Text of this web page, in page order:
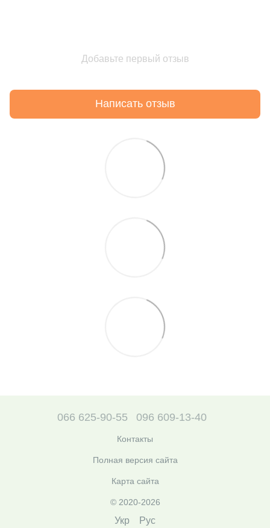
Добавьте первый отзыв
Написать отзыв
066 625-90-55 096 609-13-40
Контакты
Полная версия сайта
Карта сайта
© 2020-2026
Укр Рус